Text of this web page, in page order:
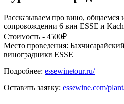
Рассказываем про вино, общаемся
сопровождении 6 вин ESSE и
Стоимость - 4500₽
Место проведения:
виноградники ESSE
Подробнее: essewinetour.ru/
Оставить заявку: essewine.com/